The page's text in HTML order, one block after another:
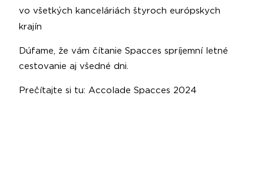
vo všetkých kanceláriách štyroch európskych
krajín
Dúfame, že vám čítanie Spacces spríjemní letné
cestovanie aj všedné dni.
Prečítajte si tu: Accolade Spacces 2024